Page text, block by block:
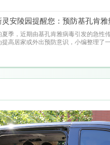
安陵园提醒您：预防基孔肯雅
夏季，近期由基孔肯雅病毒引发的急性
提高居家或外出预防意识，小编整理了